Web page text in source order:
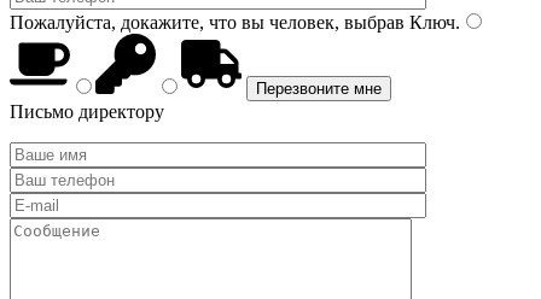
Пожалуйста, докажите, что вы человек, выбрав Ключ.
Письмо директору